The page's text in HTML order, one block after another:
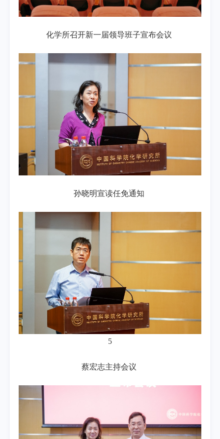
化学所召开新一届领导班子宣布会议
孙晓明宣读任免通知
5
蔡宏志主持会议